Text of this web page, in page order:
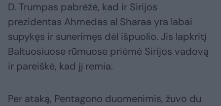
D. Trumpas pabrėžė, kad ir Sirijos
prezidentas Ahmedas al Sharaa yra labai
supykęs ir sunerimęs dėl išpuolio. Jis lapkritį
Baltuosiuose rūmuose priėmė Sirijos vadovą
ir pareiškė, kad jį remia.
Per ataką, Pentagono duomenimis, žuvo du